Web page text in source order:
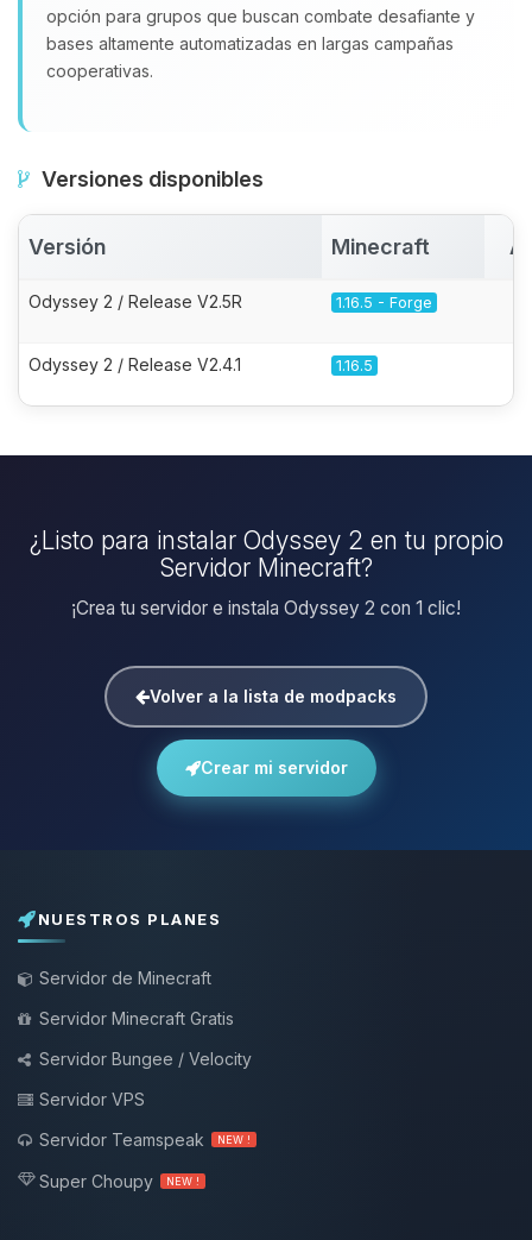
opción para grupos que buscan combate desafiante y
bases altamente automatizadas en largas campañas
cooperativas.
Versiones disponibles
Versión Minecraft
Odyssey 2 / Release V2.5R 1.16.5 - Forge
Odyssey 2 / Release V2.4.1 1.16.5
¿Listo para instalar Odyssey 2 en tu propio
Servidor Minecraft?
¡Crea tu servidor e instala Odyssey 2 con 1 clic!
Volver a la lista de modpacks
Crear mi servidor
NUESTROS PLANES
Servidor de Minecraft
Servidor Minecraft Gratis
Servidor Bungee / Velocity
Servidor VPS
Servidor Teamspeak
NEW !
Super Choupy NEW !